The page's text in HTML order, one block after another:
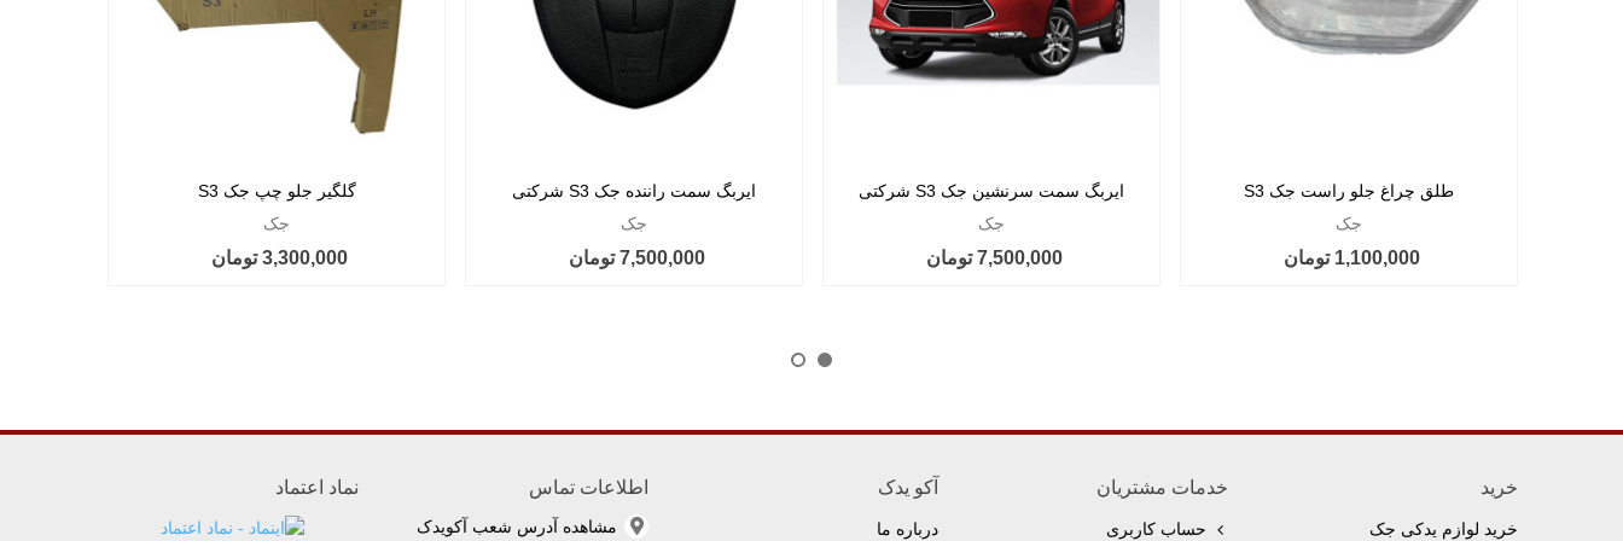
طلق چراغ جلو راست جک S3
جک
1,100,000 تومان
ایربگ سمت سرنشین جک S3 شرکتی
جک
7,500,000 تومان
ایربگ سمت راننده جک S3 شرکتی
جک
7,500,000 تومان
گلگیر جلو چپ جک S3
جک
3,300,000 تومان
خرید
خرید لوازم یدکی جک
خدمات مشتریان
حساب کاربری
آکو یدک
درباره ما
اطلاعات تماس
مشاهده آدرس شعب آکویدک
نماد اعتماد